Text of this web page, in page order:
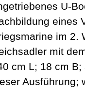
U-
eines
im 2.
mit
cm L; 18 cm
Ausführung;